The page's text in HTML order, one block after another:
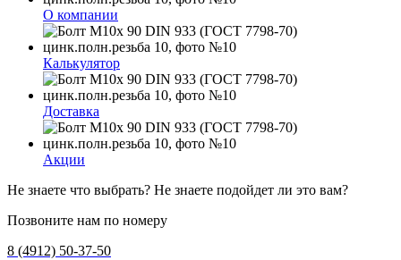
О компании
Калькулятор
Доставка
Акции
Не знаете что выбрать? Не знаете подойдет ли это вам?
Позвоните нам по номеру
8 (4912) 50-37-50